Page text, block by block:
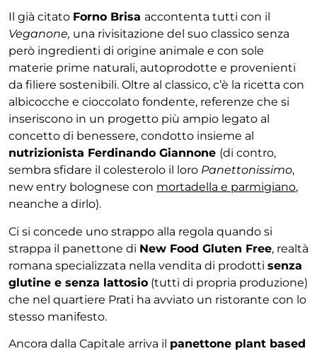
Il già citato Forno Brisa accontenta tutti con il
Veganone, una rivisitazione del suo classico senza
però ingredienti di origine animale e con sole
materie prime naturali, autoprodotte e provenienti
da filiere sostenibili. Oltre al classico, c’è la ricetta con
albicocche e cioccolato fondente, referenze che si
inseriscono in un progetto più ampio legato al
concetto di benessere, condotto insieme al
nutrizionista Ferdinando Giannone (di contro,
sembra sfidare il colesterolo il loro Panettonissimo,
new entry bolognese con mortadella e parmigiano,
neanche a dirlo).
Ci si concede uno strappo alla regola quando si
strappa il panettone di New Food Gluten Free, realtà
romana specializzata nella vendita di prodotti senza
glutine e senza lattosio (tutti di propria produzione)
che nel quartiere Prati ha avviato un ristorante con lo
stesso manifesto.
Ancora dalla Capitale arriva il panettone plant based